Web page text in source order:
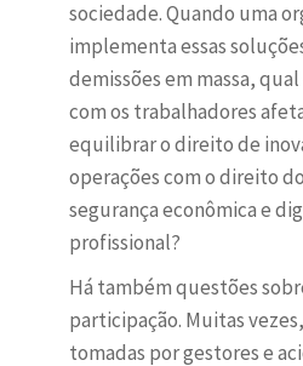
sociedade. Quando uma
implementa essas
demissões em massa,
com os trabalhadores
equilibrar o direito de
operações com o direito
segurança econômica e
profissional?
Há também questões
participação. Muitas
tomadas por gestores e